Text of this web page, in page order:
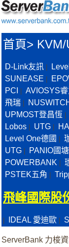
首頁>
D-Link友訊
SUNEASE
PCI AVIOSYS睿
飛瑞
UPMOST登昌恆
Lobos UTG
Level One德國
UTG PANIO國塘
POWERBANK
PSTEK五角
飛峰國際股
IDEAL 愛迪歐
ServerBank 力梭